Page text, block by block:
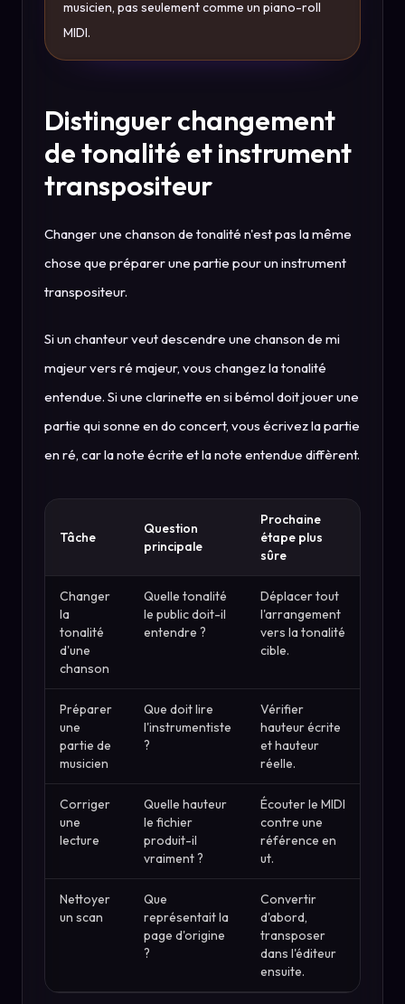
musicien, pas seulement comme un piano-roll
MIDI.
Distinguer changement
de tonalité et instrument
transpositeur
Changer une chanson de tonalité n'est pas la même
chose que préparer une partie pour un instrument
transpositeur.
Si un chanteur veut descendre une chanson de mi
majeur vers ré majeur, vous changez la tonalité
entendue. Si une clarinette en si bémol doit jouer une
partie qui sonne en do concert, vous écrivez la partie
en ré, car la note écrite et la note entendue diffèrent.
Tâche
Question
principale
Prochaine
étape plus
sûre
Changer
la
tonalité
d'une
chanson
Quelle tonalité
le public doit-il
entendre ?
Déplacer tout
l'arrangement
vers la tonalité
cible.
Préparer
une
partie de
musicien
Que doit lire
l'instrumentiste
?
Vérifier
hauteur écrite
et hauteur
réelle.
Corriger
une
lecture
Quelle hauteur
le fichier
produit-il
vraiment ?
Écouter le MIDI
contre une
référence en
ut.
Nettoyer
un scan
Que
représentait la
page d'origine
?
Convertir
d'abord,
transposer
dans l'éditeur
ensuite.